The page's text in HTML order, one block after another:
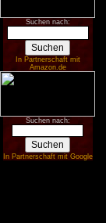
Suchen nach:
In Partnerschaft mit
Amazon.de
Suchen nach:
In Partnerschaft mit Google